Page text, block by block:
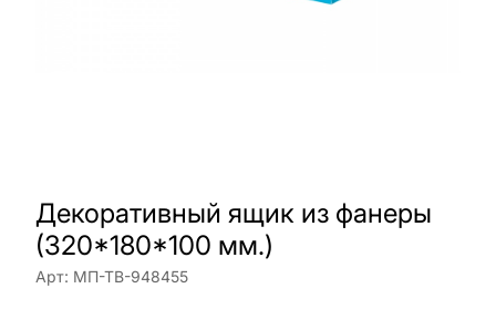
Декоративный ящик из фанеры
(320*180*100 мм.)
Арт: МП-ТВ-948455